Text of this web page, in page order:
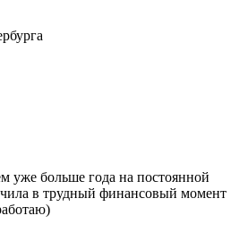
уже больше года на постоянной
в трудный финансовый момент